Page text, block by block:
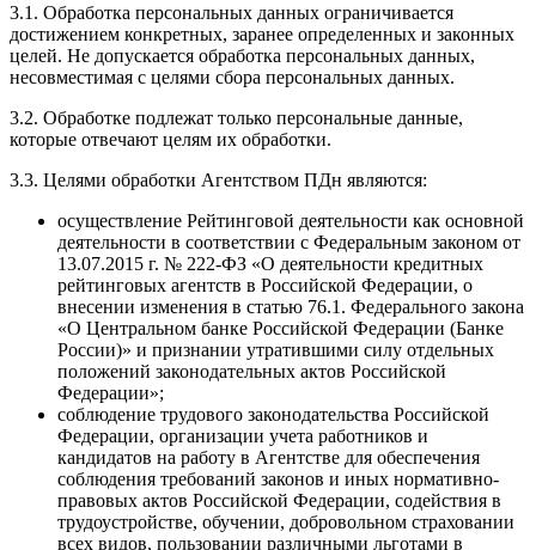
3.1. Обработка персональных данных ограничивается
достижением конкретных, заранее определенных и законных
целей. Не допускается обработка персональных данных,
несовместимая с целями сбора персональных данных.
3.2. Обработке подлежат только персональные данные,
которые отвечают целям их обработки.
3.3. Целями обработки Агентством ПДн являются:
осуществление Рейтинговой деятельности как основной
деятельности в соответствии с Федеральным законом от
13.07.2015 г. № 222-ФЗ «О деятельности кредитных
рейтинговых агентств в Российской Федерации, о
внесении изменения в статью 76.1. Федерального закона
«О Центральном банке Российской Федерации (Банке
России)» и признании утратившими силу отдельных
положений законодательных актов Российской
Федерации»;
соблюдение трудового законодательства Российской
Федерации, организации учета работников и
кандидатов на работу в Агентстве для обеспечения
соблюдения требований законов и иных нормативно-
правовых актов Российской Федерации, содействия в
трудоустройстве, обучении, добровольном страховании
всех видов, пользовании различными льготами в